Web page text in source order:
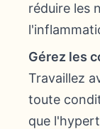
réduire les
Gérez les
Travaillez
toute
que